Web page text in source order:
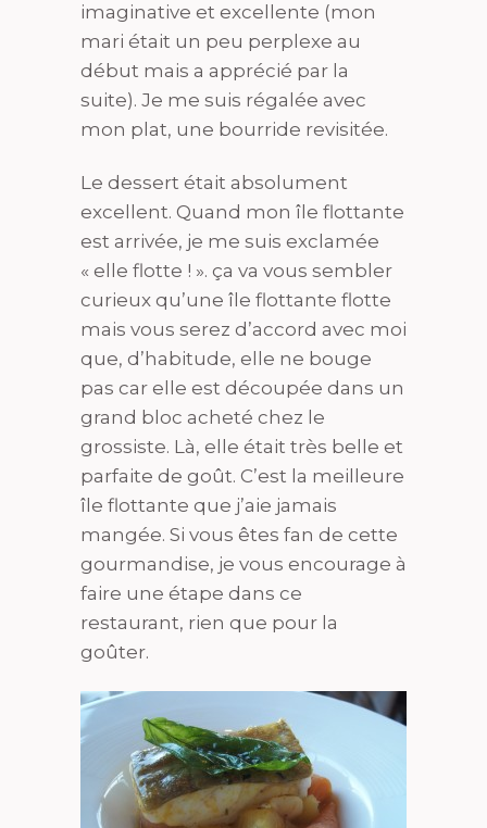
imaginative et excellente (mon
mari était un peu perplexe au
début mais a apprécié par la
suite). Je me suis régalée avec
mon plat, une bourride revisitée.
Le dessert était absolument
excellent. Quand mon île flottante
est arrivée, je me suis exclamée
« elle flotte ! ». ça va vous sembler
curieux qu’une île flottante flotte
mais vous serez d’accord avec moi
que, d’habitude, elle ne bouge
pas car elle est découpée dans un
grand bloc acheté chez le
grossiste. Là, elle était très belle et
parfaite de goût. C’est la meilleure
île flottante que j’aie jamais
mangée. Si vous êtes fan de cette
gourmandise, je vous encourage à
faire une étape dans ce
restaurant, rien que pour la
goûter.